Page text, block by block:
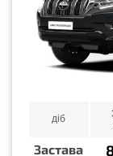
діб
Застава